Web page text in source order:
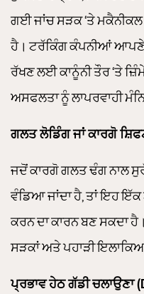
ਗਈ ਜਾਂਚ ਸੜਕ ‘ਤੇ ਮਕੈਨੀਕਲ
ਹੈ। ਟਰੱਕਿੰਗ ਕੰਪਨੀਆਂ ਆਪਣੇ
ਰੱਖਣ ਲਈ ਕਾਨੂੰਨੀ ਤੌਰ ‘ਤੇ
ਅਸਫਲਤਾ ਨੂੰ ਲਾਪਰਵਾਹੀ
ਗਲਤ ਲੋਡਿੰਗ ਜਾਂ ਕਾਰਗੋ
ਜਦੋਂ ਕਾਰਗੋ ਗਲਤ ਢੰਗ ਨਾਲ
ਵੰਡਿਆ ਜਾਂਦਾ ਹੈ, ਤਾਂ ਇਹ
ਕਰਨ ਦਾ ਕਾਰਨ ਬਣ ਸਕਦਾ
ਸੜਕਾਂ ਅਤੇ ਪਹਾੜੀ ਇਲਾਕਿਆਂ
ਪ੍ਰਭਾਵ ਹੇਠ ਗੱਡੀ ਚਲਾਉਣਾ